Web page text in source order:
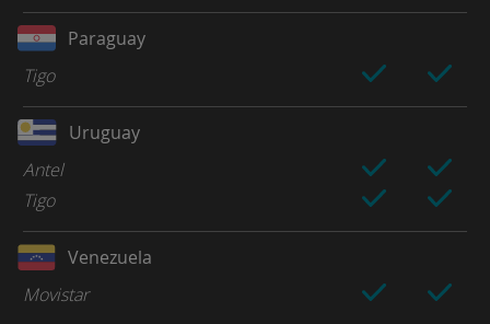
Paraguay
Tigo
Uruguay
Antel
Tigo
Venezuela
Movistar